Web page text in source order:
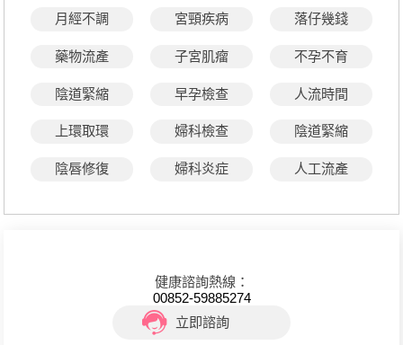
月經不調 宮頸疾病 落仔幾錢
藥物流產 子宮肌瘤 不孕不育
陰道緊縮 早孕檢查 人流時間
上環取環 婦科檢查 陰道緊縮
陰唇修復 婦科炎症 人工流產
健康諮詢熱線：
00852-59885274
立即諮詢